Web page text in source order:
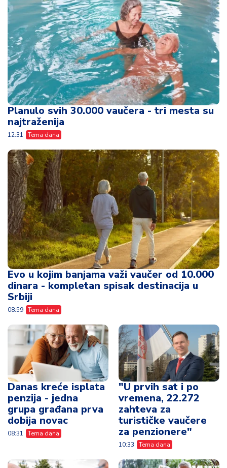
Planulo svih 30.000 vaučera - tri mesta su
najtraženija
12:31 Tema dana
Evo u kojim banjama važi vaučer od 10.000
dinara - kompletan spisak destinacija u
Srbiji
08:59 Tema dana
Danas kreće isplata
penzija - jedna
grupa građana prva
dobija novac
08:31 Tema dana
"U prvih sat i po
vremena, 22.272
zahteva za
turističke vaučere
za penzionere"
10:33 Tema dana